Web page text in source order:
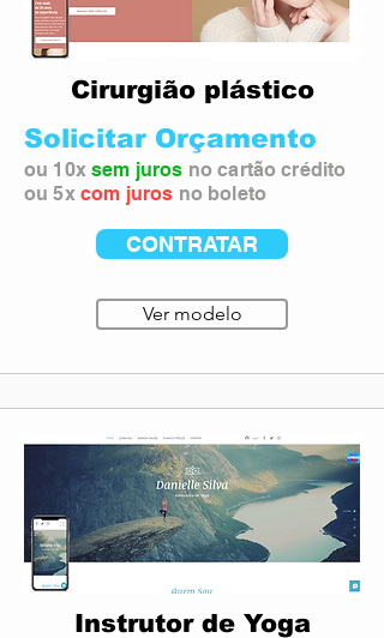
Cirurgião plástico
Solicitar Orçamento
ou 10xsem juros no cartão crédito
ou 5x com juros no boleto
CONTRATAR
Ver modelo
Instrutor de Yoga